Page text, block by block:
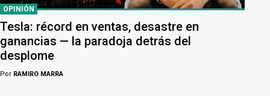
OPINIÓN
Tesla: récord en ventas, desastre en
ganancias — la paradoja detrás del
desplome
Por RAMIRO MARRA